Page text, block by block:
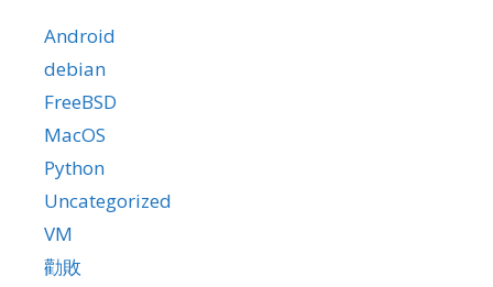
Android
debian
FreeBSD
MacOS
Python
Uncategorized
VM
勸敗